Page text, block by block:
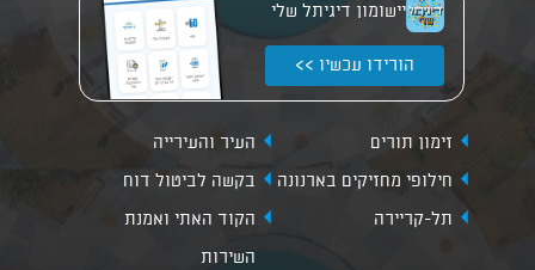
יישומון דיגיתל שלי
הורידו עכשיו >>
זימון תורים
העיר והעירייה
חילופי מחזיקים בארנונה
בקשה לביטול דוח
תל-קריירה
הקוד האתי ואמנת
השירות